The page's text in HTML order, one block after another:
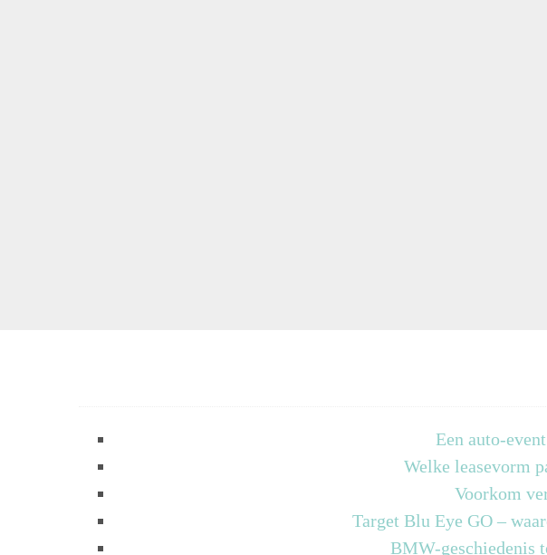
Een auto-
Welke leasevorm
Voorkom
Target Blu Eye GO –
BMW-geschiedenis